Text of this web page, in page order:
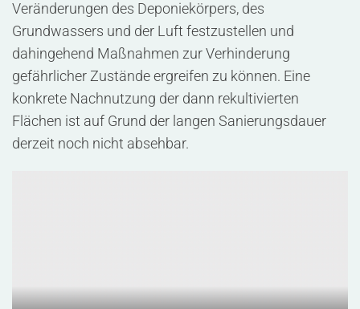
Veränderungen des Deponiekörpers, des
Grundwassers und der Luft festzustellen und
dahingehend Maßnahmen zur Verhinderung
gefährlicher Zustände ergreifen zu können. Eine
konkrete Nachnutzung der dann rekultivierten
Flächen ist auf Grund der langen Sanierungsdauer
derzeit noch nicht absehbar.